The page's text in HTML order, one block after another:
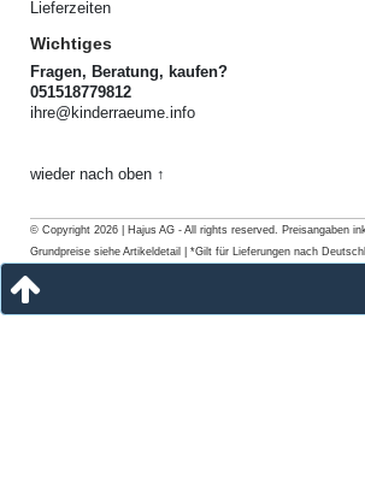
Lieferzeiten
Wichtiges
Fragen, Beratung, kaufen?
051518779812
ihre@kinderraeume.info
wieder nach oben ↑
© Copyright 2026 | Hajus AG - All rights reserved. Preisangaben
Grundpreise siehe Artikeldetail | *Gilt für Lieferungen nach